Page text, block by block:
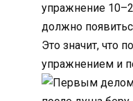
упражнение
должно
Это значит, что
упражнением и